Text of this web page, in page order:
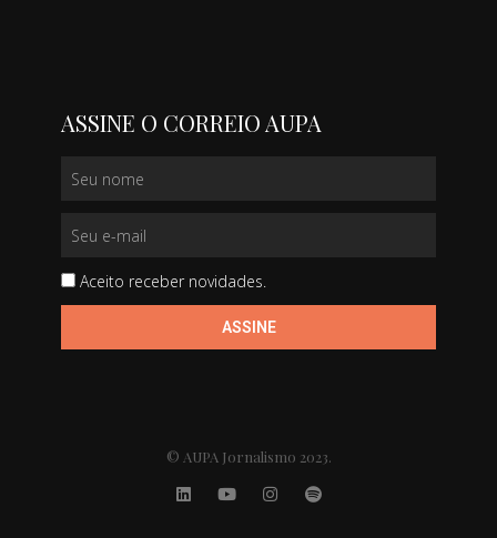
ASSINE O CORREIO AUPA
Aceito receber novidades.
ASSINE
© AUPA Jornalismo 2023.